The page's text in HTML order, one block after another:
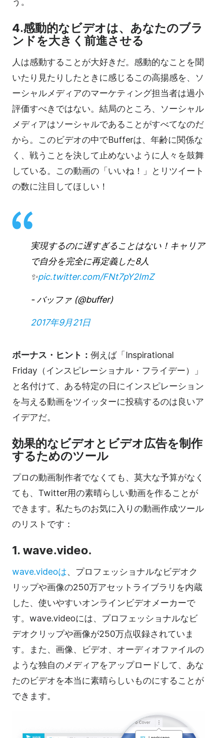
4.感動的なビデオは、あなたのブラ
ンドを大きく前進させる
人は感動することが大好きだ。感動的なことを聞
いたり見たりしたときに感じるこの高揚感を、ソ
ーシャルメディアのマーケティング担当者は過小
評価すべきではない。結局のところ、ソーシャル
メディアはソーシャルであることがすべてなのだ
から。このビデオの中でBufferは、年齢に関係な
く、戦うことを決して止めないように人々を鼓舞
している。この動画の「いいね！」とリツイート
の数に注目してほしい！
実現するのに遅すぎることはない！キャリア
で自分を完全に再定義した8人
✨pic.twitter.com/FNt7pY2ImZ
- バッファ (@buffer)
2017年9月21日
ボーナス・ヒント： 例えば「Inspirational
Friday（インスピレーショナル・フライデー）」
と名付けて、ある特定の日にインスピレーション
を与える動画をツイッターに投稿するのは良いア
イデアだ。
効果的なビデオとビデオ広告を制作
するためのツール
プロの動画制作者でなくても、莫大な予算がなく
ても、Twitter用の素晴らしい動画を作ることが
できます。私たちのお気に入りの動画作成ツール
のリストです：
1. wave.video.
wave.videoは、プロフェッショナルなビデオク
リップや画像の250万アセットライブラリを内蔵
した、使いやすいオンラインビデオメーカーで
す。wave.videoには、プロフェッショナルなビ
デオクリップや画像が250万点収録されていま
す。また、画像、ビデオ、オーディオファイルの
ような独自のメディアをアップロードして、あな
たのビデオを本当に素晴らしいものにすることが
できます。